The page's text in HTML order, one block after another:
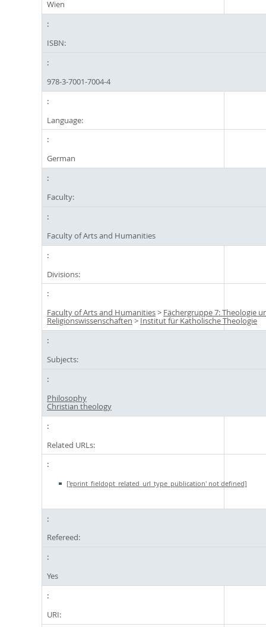
Wien
ISBN:
978-3-7001-7004-4
Language:
German
Faculty:
Faculty of Arts and Humanities
Divisions:
Faculty of Arts and Humanities> Fächergruppe 7: Theologie
Religionswissenschaften > Institut für Katholische Theologie
Subjects:
Philosophy
Christian theology
Related URLs:
['eprint_fieldopt_related_url_type_publication' not defined]
Refereed:
Yes
URI: